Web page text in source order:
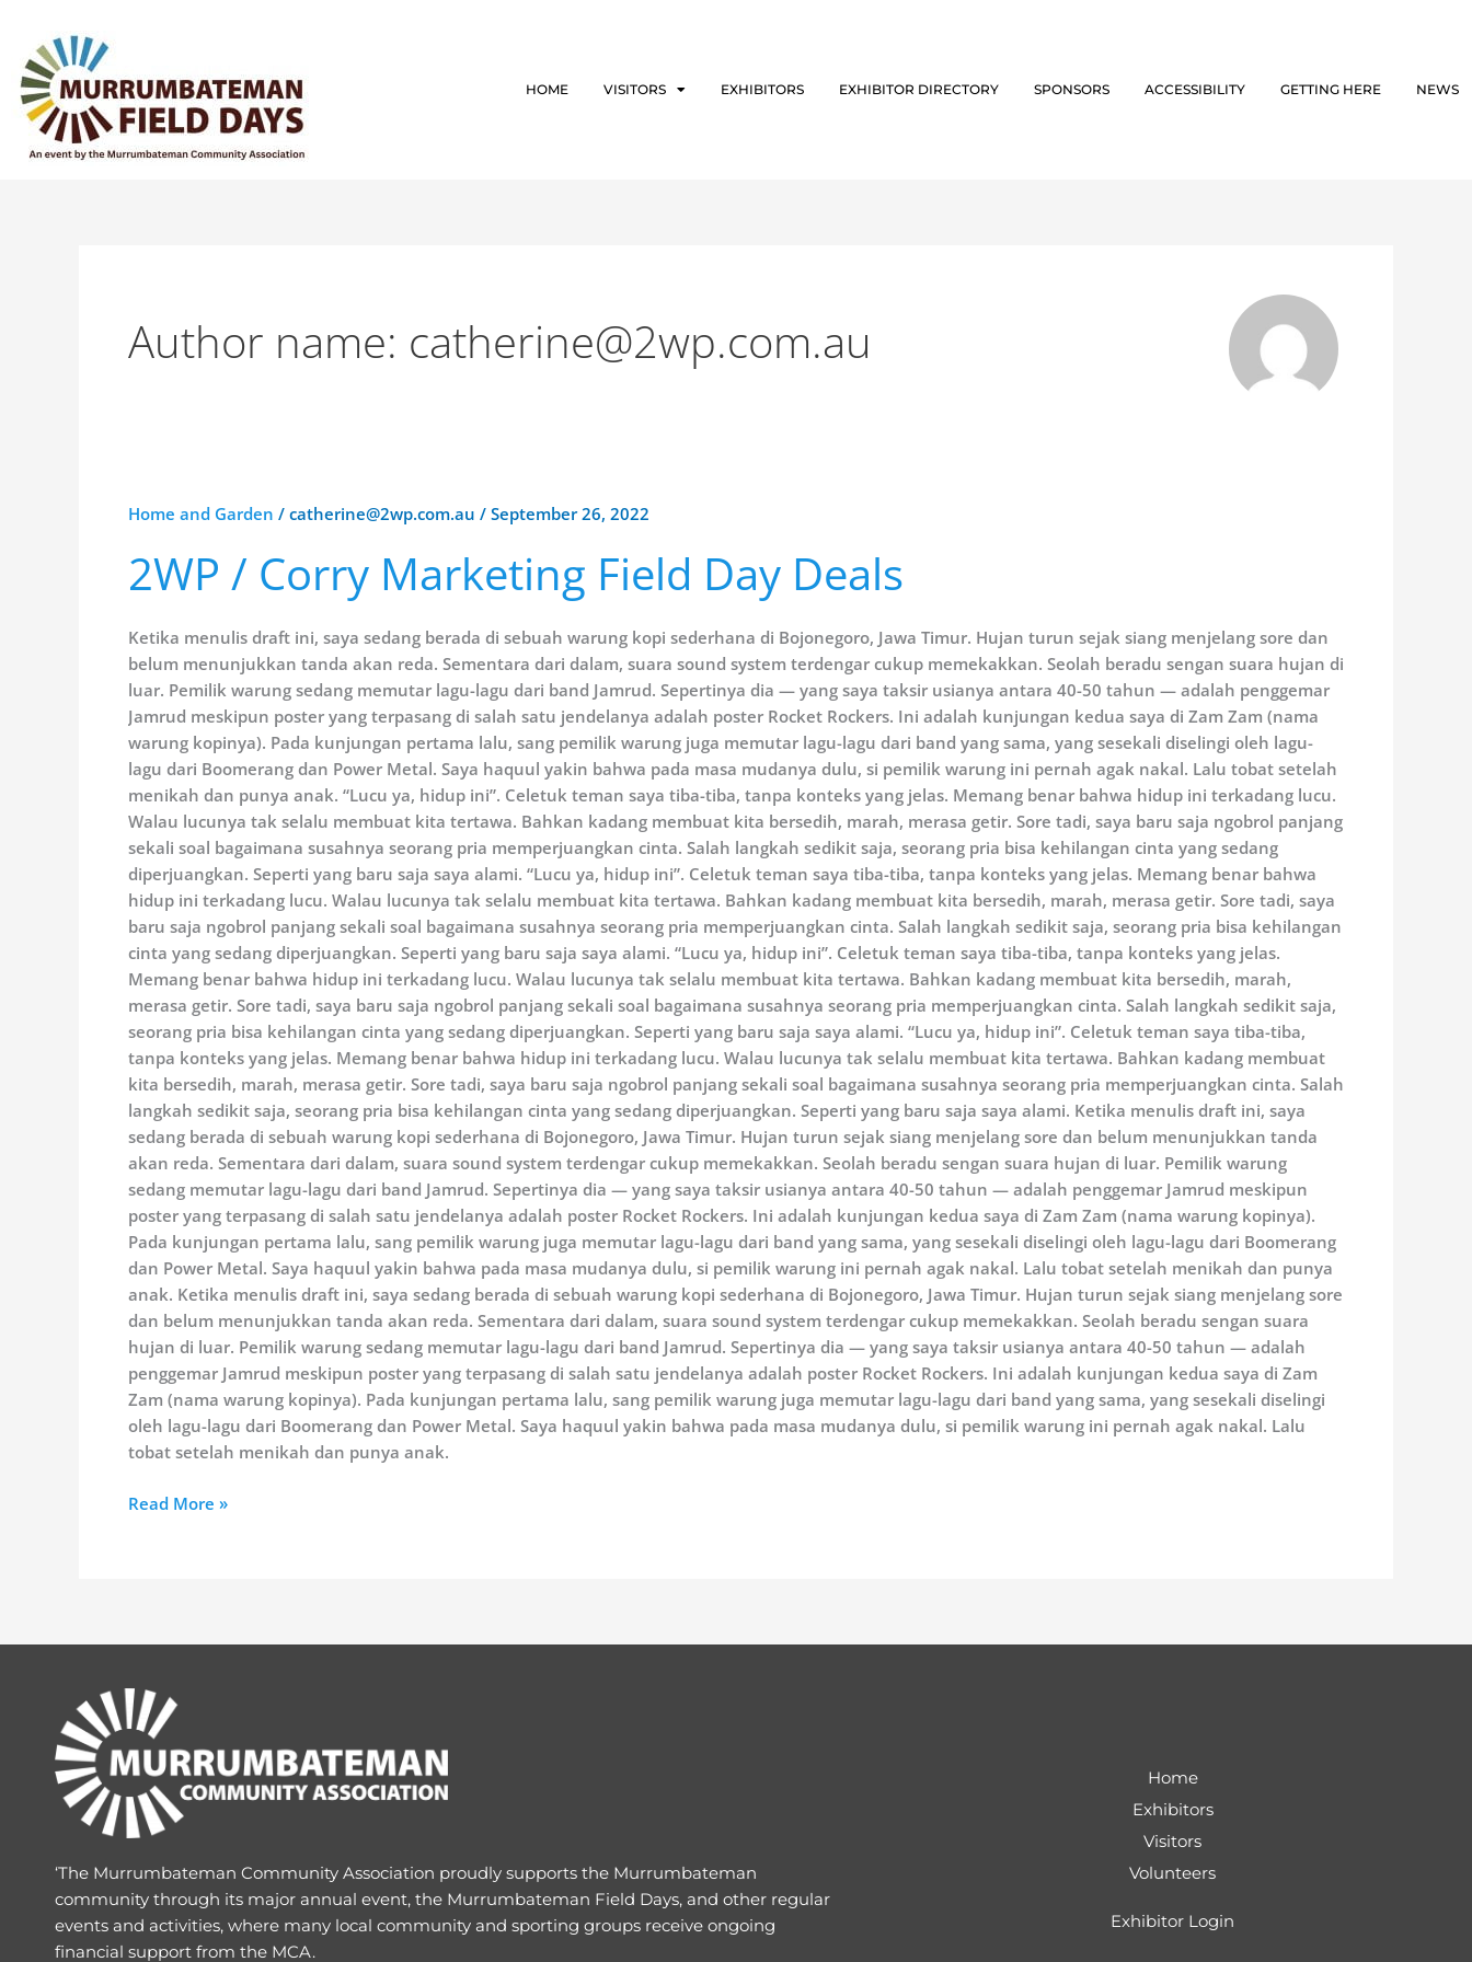
content
HOME VISITORS EXHIBITORS EXHIBITOR DIRECTORY SPONSORS ACCESSIBILITY GETTING HERE NEWS
Author name: catherine@2wp.com.au
Home and Garden / catherine@2wp.com.au / September 26, 2022
2WP / Corry Marketing Field Day Deals
Ketika menulis draft ini, saya sedang berada di sebuah warung kopi sederhana di Bojonegoro, Jawa Timur. Hujan turun sejak siang menjelang sore dan
belum menunjukkan tanda akan reda. Sementara dari dalam, suara sound system terdengar cukup memekakkan. Seolah beradu sengan suara hujan di
luar. Pemilik warung sedang memutar lagu-lagu dari band Jamrud. Sepertinya dia — yang saya taksir usianya antara 40-50 tahun — adalah penggemar
Jamrud meskipun poster yang terpasang di salah satu jendelanya adalah poster Rocket Rockers. Ini adalah kunjungan kedua saya di Zam Zam (nama
warung kopinya). Pada kunjungan pertama lalu, sang pemilik warung juga memutar lagu-lagu dari band yang sama, yang sesekali diselingi oleh lagu-
lagu dari Boomerang dan Power Metal. Saya haquul yakin bahwa pada masa mudanya dulu, si pemilik warung ini pernah agak nakal. Lalu tobat setelah
menikah dan punya anak. “Lucu ya, hidup ini”. Celetuk teman saya tiba-tiba, tanpa konteks yang jelas. Memang benar bahwa hidup ini terkadang lucu.
Walau lucunya tak selalu membuat kita tertawa. Bahkan kadang membuat kita bersedih, marah, merasa getir. Sore tadi, saya baru saja ngobrol panjang
sekali soal bagaimana susahnya seorang pria memperjuangkan cinta. Salah langkah sedikit saja, seorang pria bisa kehilangan cinta yang sedang
diperjuangkan. Seperti yang baru saja saya alami. “Lucu ya, hidup ini”. Celetuk teman saya tiba-tiba, tanpa konteks yang jelas. Memang benar bahwa
hidup ini terkadang lucu. Walau lucunya tak selalu membuat kita tertawa. Bahkan kadang membuat kita bersedih, marah, merasa getir. Sore tadi, saya
baru saja ngobrol panjang sekali soal bagaimana susahnya seorang pria memperjuangkan cinta. Salah langkah sedikit saja, seorang pria bisa kehilangan
cinta yang sedang diperjuangkan. Seperti yang baru saja saya alami. “Lucu ya, hidup ini”. Celetuk teman saya tiba-tiba, tanpa konteks yang jelas.
Memang benar bahwa hidup ini terkadang lucu. Walau lucunya tak selalu membuat kita tertawa. Bahkan kadang membuat kita bersedih, marah,
merasa getir. Sore tadi, saya baru saja ngobrol panjang sekali soal bagaimana susahnya seorang pria memperjuangkan cinta. Salah langkah sedikit saja,
seorang pria bisa kehilangan cinta yang sedang diperjuangkan. Seperti yang baru saja saya alami. “Lucu ya, hidup ini”. Celetuk teman saya tiba-tiba,
tanpa konteks yang jelas. Memang benar bahwa hidup ini terkadang lucu. Walau lucunya tak selalu membuat kita tertawa. Bahkan kadang membuat
kita bersedih, marah, merasa getir. Sore tadi, saya baru saja ngobrol panjang sekali soal bagaimana susahnya seorang pria memperjuangkan cinta. Salah
langkah sedikit saja, seorang pria bisa kehilangan cinta yang sedang diperjuangkan. Seperti yang baru saja saya alami. Ketika menulis draft ini, saya
sedang berada di sebuah warung kopi sederhana di Bojonegoro, Jawa Timur. Hujan turun sejak siang menjelang sore dan belum menunjukkan tanda
akan reda. Sementara dari dalam, suara sound system terdengar cukup memekakkan. Seolah beradu sengan suara hujan di luar. Pemilik warung
sedang memutar lagu-lagu dari band Jamrud. Sepertinya dia — yang saya taksir usianya antara 40-50 tahun — adalah penggemar Jamrud meskipun
poster yang terpasang di salah satu jendelanya adalah poster Rocket Rockers. Ini adalah kunjungan kedua saya di Zam Zam (nama warung kopinya).
Pada kunjungan pertama lalu, sang pemilik warung juga memutar lagu-lagu dari band yang sama, yang sesekali diselingi oleh lagu-lagu dari Boomerang
dan Power Metal. Saya haquul yakin bahwa pada masa mudanya dulu, si pemilik warung ini pernah agak nakal. Lalu tobat setelah menikah dan punya
anak. Ketika menulis draft ini, saya sedang berada di sebuah warung kopi sederhana di Bojonegoro, Jawa Timur. Hujan turun sejak siang menjelang sore
dan belum menunjukkan tanda akan reda. Sementara dari dalam, suara sound system terdengar cukup memekakkan. Seolah beradu sengan suara
hujan di luar. Pemilik warung sedang memutar lagu-lagu dari band Jamrud. Sepertinya dia — yang saya taksir usianya antara 40-50 tahun — adalah
penggemar Jamrud meskipun poster yang terpasang di salah satu jendelanya adalah poster Rocket Rockers. Ini adalah kunjungan kedua saya di Zam
Zam (nama warung kopinya). Pada kunjungan pertama lalu, sang pemilik warung juga memutar lagu-lagu dari band yang sama, yang sesekali diselingi
oleh lagu-lagu dari Boomerang dan Power Metal. Saya haquul yakin bahwa pada masa mudanya dulu, si pemilik warung ini pernah agak nakal. Lalu
tobat setelah menikah dan punya anak.
2WP
Corry
Marketing
Day
Deals
Read More »
‘The Murrumbateman Community Association proudly supports the Murrumbateman
community through its major annual event, the Murrumbateman Field Days, and other regular
events and activities, where many local community and sporting groups receive ongoing
financial support from the MCA.
Home
Exhibitors
Visitors
Volunteers
Exhibitor Login